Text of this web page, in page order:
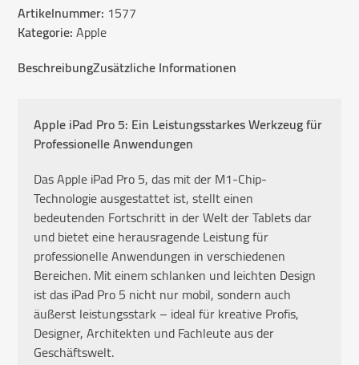
12,9″
WiFi+LTE
(2021)
Menge
Artikelnummer: 1577
Kategorie:Apple
BeschreibungZusätzliche Informationen
Apple iPad Pro 5: Ein Leistungsstarkes Werkzeug für
Professionelle Anwendungen
Das Apple iPad Pro 5, das mit der M1-Chip-
Technologie ausgestattet ist, stellt einen
bedeutenden Fortschritt in der Welt der Tablets dar
und bietet eine herausragende Leistung für
professionelle Anwendungen in verschiedenen
Bereichen. Mit einem schlanken und leichten Design
ist das iPad Pro 5 nicht nur mobil, sondern auch
äußerst leistungsstark – ideal für kreative Profis,
Designer, Architekten und Fachleute aus der
Geschäftswelt.